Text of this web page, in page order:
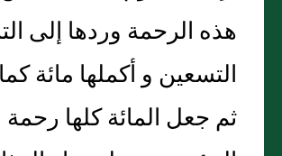
هذه الرحمة وردها إلى
التسعين و أكملها مائة
ثم جعل المائة كلها رحمة